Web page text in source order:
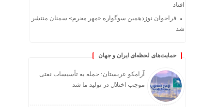
افتاد
فراخوان نوزدهمین سوگواره «مهر محرم» سمنان منتشر
شد
حمایت‌های لحظه‌ای ایران و جهان
آرامکو عربستان: حمله به تأسیسات نفتی
موجب اختلال در تولید ما شد